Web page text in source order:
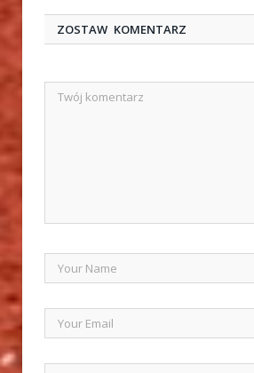
ZOSTAW KOMENTARZ